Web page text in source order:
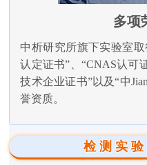
多项
中析研究所旗下实验室
认定证书”、“CNAS认可
技术企业证书”以及“中
誉资质。
检测实